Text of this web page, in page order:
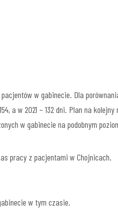
w gabinecie. Dla
a w 2021 – 132 dni. Plan na kolejny
w gabinecie na podobnym
pracy z pacjentami w Chojnicach.
w tym czasie.